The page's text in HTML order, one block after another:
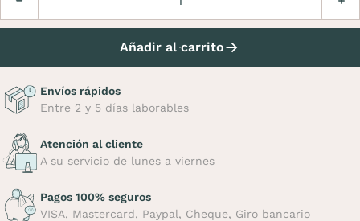
Añadir al carrito
Envíos rápidos
Entre 2 y 5 días laborables
Atención al cliente
A su servicio de lunes a viernes
Pagos 100% seguros
VISA, Mastercard, Paypal, Cheque, Giro bancario